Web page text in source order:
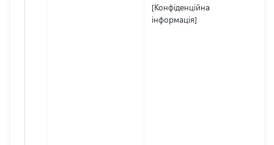
[Конфіденційна
інформація]